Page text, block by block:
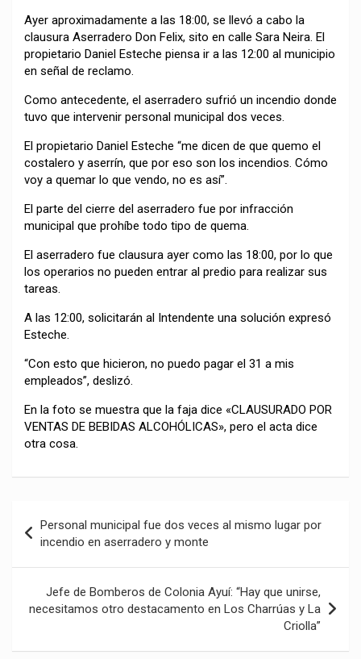
Ayer aproximadamente a las 18:00, se llevó a cabo la
clausura Aserradero Don Felix, sito en calle Sara Neira. El
propietario Daniel Esteche piensa ir a las 12:00 al municipio
en señal de reclamo.
Como antecedente, el aserradero sufrió un incendio donde
tuvo que intervenir personal municipal dos veces.
El propietario Daniel Esteche “me dicen de que quemo el
costalero y aserrín, que por eso son los incendios. Cómo
voy a quemar lo que vendo, no es así”.
El parte del cierre del aserradero fue por infracción
municipal que prohíbe todo tipo de quema.
El aserradero fue clausura ayer como las 18:00, por lo que
los operarios no pueden entrar al predio para realizar sus
tareas.
A las 12:00, solicitarán al Intendente una solución expresó
Esteche.
“Con esto que hicieron, no puedo pagar el 31 a mis
empleados”, deslizó.
En la foto se muestra que la faja dice «CLAUSURADO POR
VENTAS DE BEBIDAS ALCOHÓLICAS», pero el acta dice
otra cosa.
de
entradas
Personal municipal fue dos veces al mismo lugar por
incendio en aserradero y monte
Jefe de Bomberos de Colonia Ayuí: “Hay que unirse,
necesitamos otro destacamento en Los Charrúas y La
Criolla”